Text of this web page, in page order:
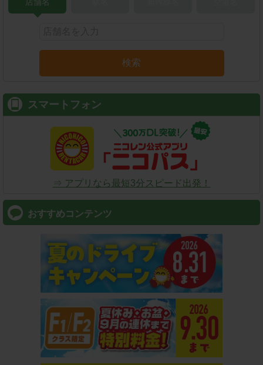
検索
スマートフォン
⇒ アプリなら最短3分スピード出発！
おすすめコンテンツ